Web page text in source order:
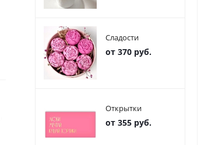
Сладости
от 370 руб.
Открытки
от 355 руб.